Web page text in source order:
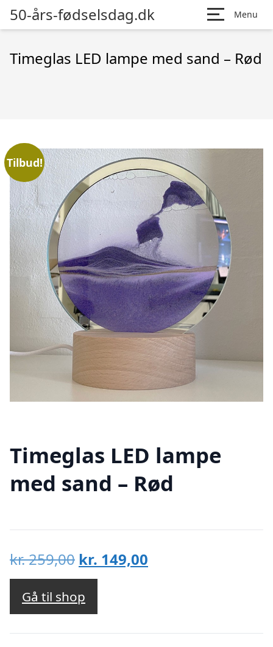
50-års-fødselsdag.dk Menu
Timeglas LED lampe med sand – Rød
Tilbud!
Timeglas LED lampe
med sand – Rød
kr.259,00 Den
oprindelige
pris
var:
kr. 259,00.
kr. 149,00
kr. 149,00.
Gå til shop